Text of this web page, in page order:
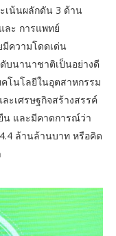
เน้นผลักดัน 3 ด้าน
ละ การแพทย์
มีความโดดเด่น
บนานาชาติเป็นอย่างดี
โนโลยีในอุตสาหกรรม
ะเศรษฐกิจสร้างสรรค์
น และมีคาดการณ์ว่า
ล้านล้านบาท หรือคิด